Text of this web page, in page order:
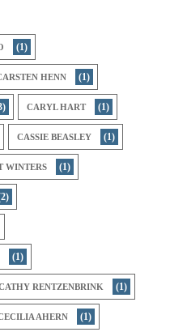
(1)
HENN (1)
CARYL HART (1)
CASSIE BEASLEY (1)
WINTERS (1)
(1)
RENTZENBRINK (1)
AHERN (1)